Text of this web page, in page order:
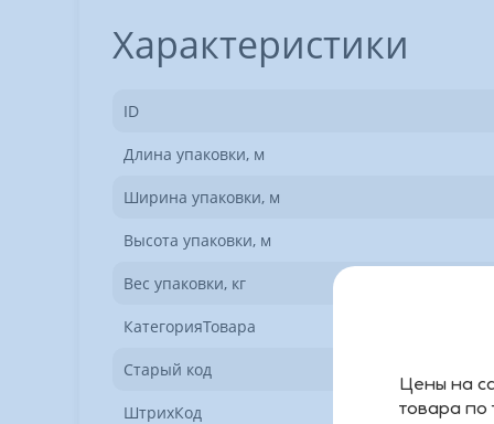
Характеристики
ID
Длина упаковки, м
Ширина упаковки, м
Высота упаковки, м
Вес упаковки, кг
КатегорияТовара
Старый код
ШтрихКод
Цены на
товара по